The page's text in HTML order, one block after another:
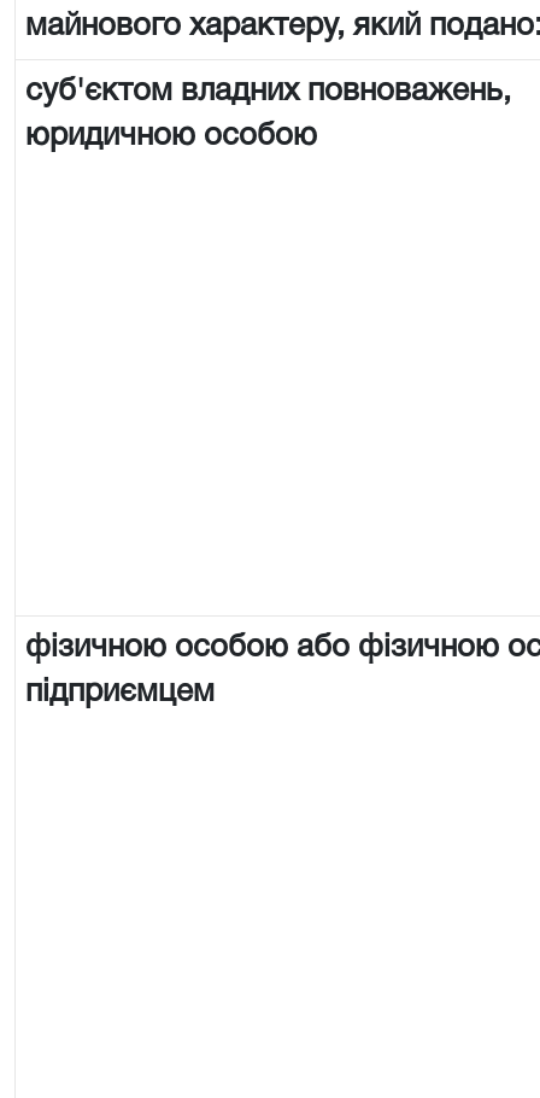
майнового характеру, який
суб'єктом владних повноважень,
юридичною особою
фізичною особою або фізичною
підприємцем